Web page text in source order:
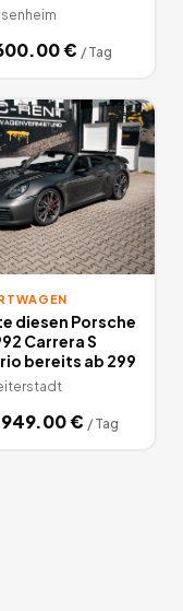
€ / Tag
diesen Porsche
Carrera S
bereits ab 299
€ / Tag